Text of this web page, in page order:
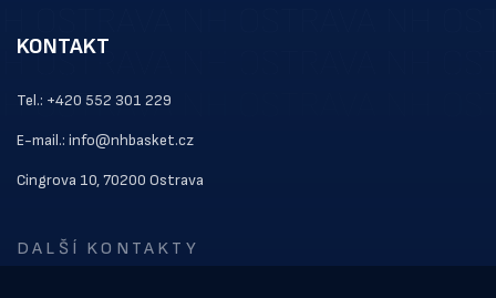
KONTAKT
Tel.: +420 552 301 229
E-mail.: info@nhbasket.cz
Cingrova 10, 70200 Ostrava
DALŠÍ KONTAKTY